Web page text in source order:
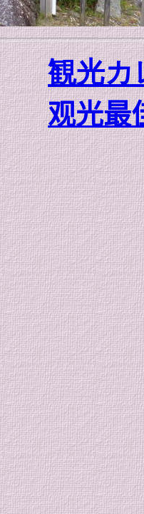
観光カ
观光最